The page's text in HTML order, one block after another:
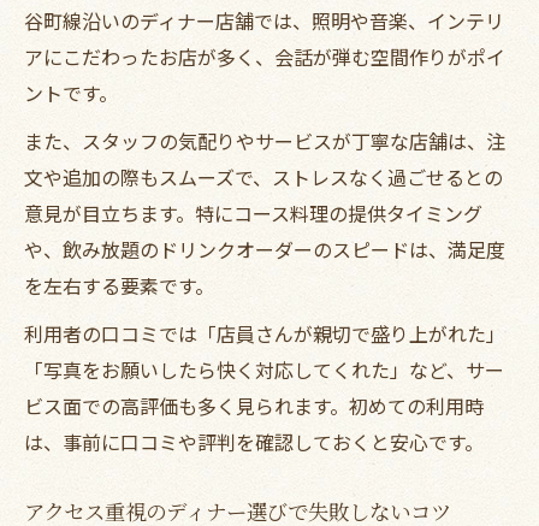
谷町線沿いのディナー店舗では、照明や音楽、インテリ
アにこだわったお店が多く、会話が弾む空間作りがポイ
ントです。
また、スタッフの気配りやサービスが丁寧な店舗は、注
文や追加の際もスムーズで、ストレスなく過ごせるとの
意見が目立ちます。特にコース料理の提供タイミング
や、飲み放題のドリンクオーダーのスピードは、満足度
を左右する要素です。
利用者の口コミでは「店員さんが親切で盛り上がれた」
「写真をお願いしたら快く対応してくれた」など、サー
ビス面での高評価も多く見られます。初めての利用時
は、事前に口コミや評判を確認しておくと安心です。
アクセス重視のディナー選びで失敗しないコツ